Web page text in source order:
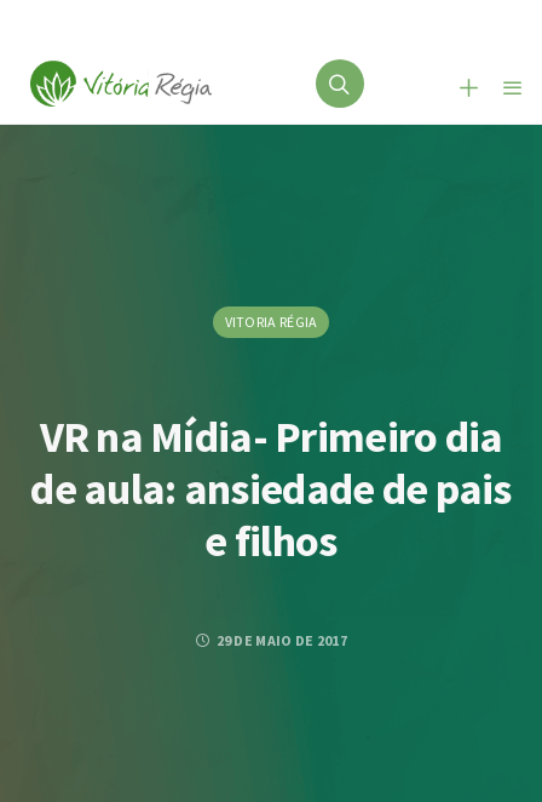
VITORIA RÉGIA
VR na Mídia- Primeiro dia
de aula: ansiedade de pais
e filhos
29 DE MAIO DE 2017